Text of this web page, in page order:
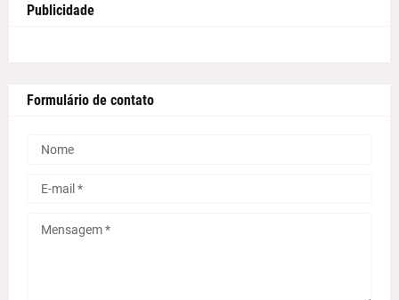
Publicidade
Formulário de contato